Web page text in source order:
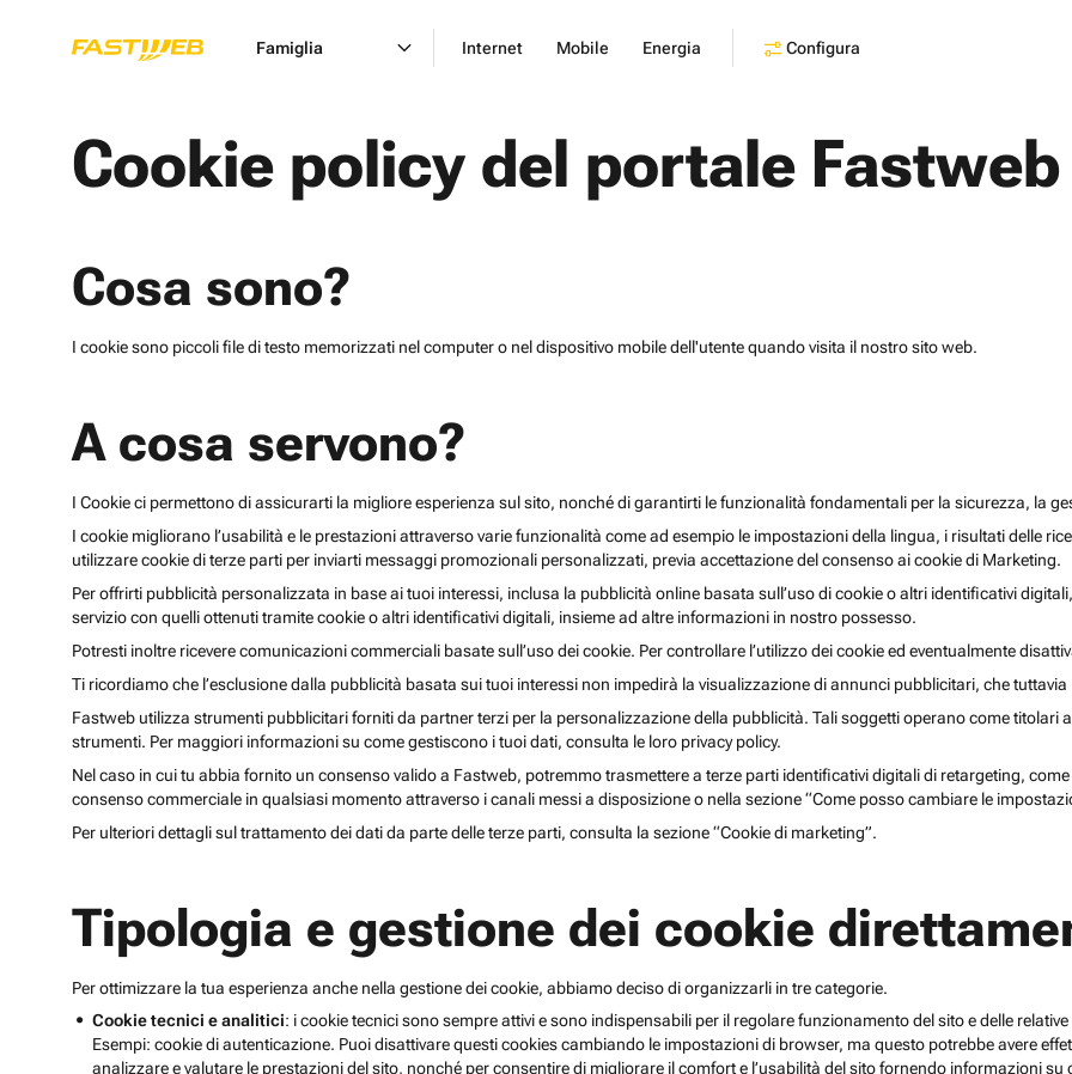
Famiglia Internet Mobile Energia Configura
Cookie policy del portale Fastweb
Cosa sono?
I cookie sono piccoli file di testo memorizzati nel computer o nel dispositivo mobile dell'utente quando visita il nostro sito web.
A cosa servono?
I Cookie ci permettono di assicurarti la migliore esperienza sul sito, nonché di garantirti le funzionalità fondamentali per la sicurezza, la
I cookie migliorano l’usabilità e le prestazioni attraverso varie funzionalità come ad esempio le impostazioni della lingua, i risultati delle
utilizzare cookie di terze parti per inviarti messaggi promozionali personalizzati, previa accettazione del consenso ai cookie di Marketing.
Per offrirti pubblicità personalizzata in base ai tuoi interessi, inclusa la pubblicità online basata sull’uso di cookie o altri identificativi
servizio con quelli ottenuti tramite cookie o altri identificativi digitali, insieme ad altre informazioni in nostro possesso.
Potresti inoltre ricevere comunicazioni commerciali basate sull’uso dei cookie. Per controllare l’utilizzo dei cookie ed eventualmente
Ti ricordiamo che l’esclusione dalla pubblicità basata sui tuoi interessi non impedirà la visualizzazione di annunci pubblicitari, che
Fastweb utilizza strumenti pubblicitari forniti da partner terzi per la personalizzazione della pubblicità. Tali soggetti operano come
strumenti. Per maggiori informazioni su come gestiscono i tuoi dati, consulta le loro privacy policy.
Nel caso in cui tu abbia fornito un consenso valido a Fastweb, potremmo trasmettere a terze parti identificativi digitali di retargeting,
consenso commerciale in qualsiasi momento attraverso i canali messi a disposizione o nella sezione “Come posso cambiare le
Per ulteriori dettagli sul trattamento dei dati da parte delle terze parti, consulta la sezione “Cookie di marketing”.
Tipologia e gestione dei cookie
Per ottimizzare la tua esperienza anche nella gestione dei cookie, abbiamo deciso di organizzarli in tre categorie.
Cookie tecnici e analitici: i cookie tecnici sono sempre attivi e sono indispensabili per il regolare funzionamento del sito e delle
Esempi: cookie di autenticazione. Puoi disattivare questi cookies cambiando le impostazioni di browser, ma questo potrebbe avere
analizzare e valutare le prestazioni del sito, nonché per consentire di migliorare il comfort e l’usabilità del sito fornendo informazioni